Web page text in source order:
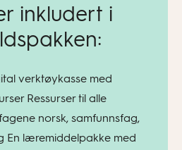
inkludert i
verktøykasse med
Ressurser til alle
norsk, samfunnsfag,
En læremiddelpakke med